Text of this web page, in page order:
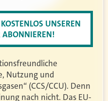
UNSEREN
ABONNIEREN!
Nutzung und
(CCS/CCU). Denn
nach nicht. Das EU-